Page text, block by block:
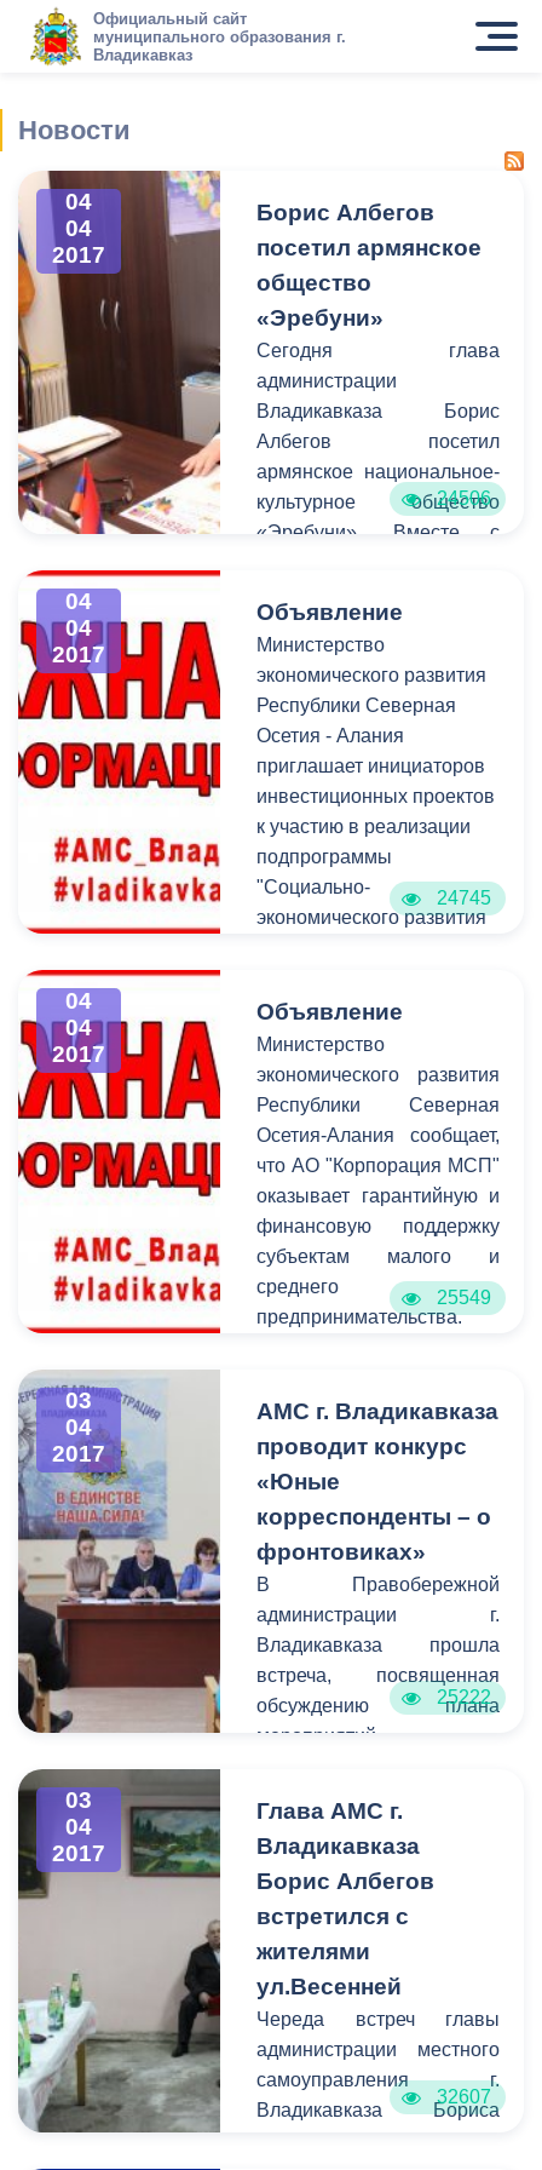
Официальный сайт
муниципального образования г.
Владикавказ
Новости
04
04
2017
Борис Албегов
посетил армянское
общество
«Эребуни»
Сегодня глава
администрации
Владикавказа Борис
Албегов посетил
армянское национальное-
культурное общество
«Эребуни». Вместе с
планы развития
организации и ее важную
роль в жизни города.
24506
04
04
2017
Объявление
Министерство
экономического развития
Республики Северная
Осетия - Алания
приглашает инициаторов
инвестиционных проектов
к участию в реализации
подпрограммы
"Социально-
экономического развития
2025 годы" в рамках
государственной
программы Российской
Федерации "Развитие
Северо-Кавказского
федерального округа на
период до 2025 года".
24745
04
04
2017
Объявление
Министерство
экономического развития
Республики Северная
Осетия-Алания сообщает,
что АО "Корпорация МСП"
оказывает гарантийную и
финансовую поддержку
субъектам малого и
среднего
предпринимательства.
25549
03
04
2017
АМС г. Владикавказа
проводит конкурс
«Юные
корреспонденты – о
фронтовиках»
В Правобережной
администрации г.
Владикавказа прошла
встреча, посвященная
обсуждению плана
мероприятий,
народа над фашистской
Германией в Великой
Отечественной Войне
1941-1945 гг. В совещании
под председательством
руководителя
Алагова приняли участие
25222
03
04
2017
Глава АМС г.
Владикавказа
Борис Албегов
встретился с
жителями
ул.Весенней
Череда встреч главы
администрации местного
самоуправления г.
Владикавказа Бориса
32607